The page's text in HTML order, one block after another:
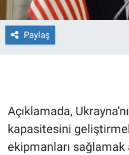
Paylaş
Açıklamada,
kapasitesini
ekipmanları sağlamak
Forum
Gün Bitiyor
Gün Ortası